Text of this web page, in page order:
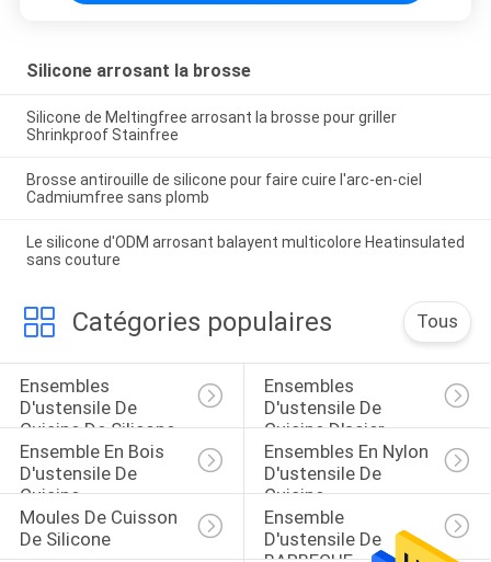
Silicone arrosant la brosse
Silicone de Meltingfree arrosant la brosse pour griller
Shrinkproof Stainfree
Brosse antirouille de silicone pour faire cuire l'arc-en-ciel
Cadmiumfree sans plomb
Le silicone d'ODM arrosant balayent multicolore Heatinsulated
sans couture
Catégories populaires Tous
Ensembles
D'ustensile De
Cuisine De Silicone
Ensembles
D'ustensile De
Cuisine D'acier
Inoxydable
Ensemble En Bois
D'ustensile De
Cuisine
Ensembles En Nylon
D'ustensile De
Cuisine
Moules De Cuisson
De Silicone
Ensemble
D'ustensile De